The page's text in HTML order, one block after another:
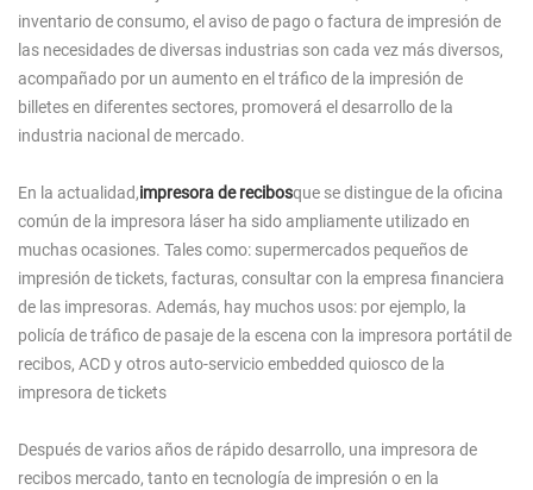
inventario de consumo, el aviso de pago o factura de impresión de
las necesidades de diversas industrias son cada vez más diversos,
acompañado por un aumento en el tráfico de la impresión de
billetes en diferentes sectores, promoverá el desarrollo de la
industria nacional de mercado.
En la actualidad,impresora de recibosque se distingue de la oficina
común de la impresora láser ha sido ampliamente utilizado en
muchas ocasiones. Tales como: supermercados pequeños de
impresión de tickets, facturas, consultar con la empresa financiera
de las impresoras. Además, hay muchos usos: por ejemplo, la
policía de tráfico de pasaje de la escena con la impresora portátil de
recibos, ACD y otros auto-servicio embedded quiosco de la
impresora de tickets
Después de varios años de rápido desarrollo, una impresora de
recibos mercado, tanto en tecnología de impresión o en la